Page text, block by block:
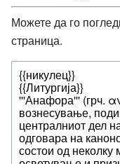
Можете да го
страница.